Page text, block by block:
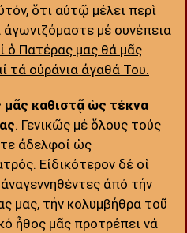
ὅτι αὐτῷ μέλει περὶ
ἀγωνιζόμαστε μέ συνέπεια
ὁ Πατέρας μας θά μᾶς
τά οὐράνια ἀγαθά Του.
καθιστᾷ ὡς τέκνα
. Γενικῶς μέ ὅλους τούς
ἀδελφοί ὡς
Εἰδικότερον δέ οἱ
ἀπό τήν
μας, τήν κολυμβήθρα τοῦ
ἦθος μᾶς προτρέπει νά